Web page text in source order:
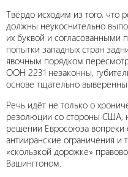
Твёрдо исходим из того, что
должны неукоснительно
их буквой и
попытки западных стран
явочным порядком
ООН 2231 незаконны,
основе тщательно
Речь идёт не только о
резолюции со стороны США,
решении Евросоюза вопреки
антииранские ограничения и
«скользкой дорожке»
Вашингтоном.